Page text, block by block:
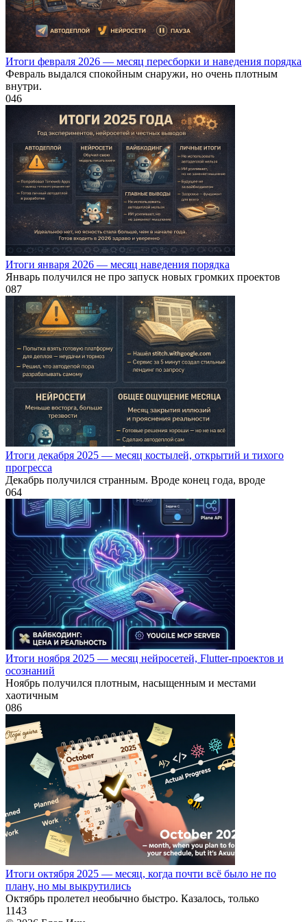
Итоги февраля 2026 — месяц пересборки и наведения порядка
Февраль выдался спокойным снаружи, но очень плотным
внутри.
046
Итоги января 2026 — месяц наведения порядка
Январь получился не про запуск новых громких проектов
087
Итоги декабря 2025 — месяц костылей, открытий и тихого
прогресса
Декабрь получился странным. Вроде конец года, вроде
064
Итоги ноября 2025 — месяц нейросетей, Flutter-проектов и
осознаний
Ноябрь получился плотным, насыщенным и местами
хаотичным
086
Итоги октября 2025 — месяц, когда почти всё было не по
плану, но мы выкрутились
Октябрь пролетел необычно быстро. Казалось, только
1143